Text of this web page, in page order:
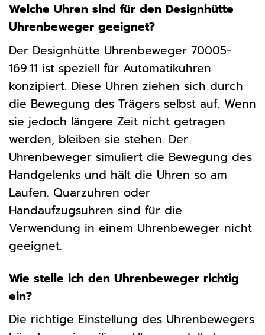
Welche Uhren sind für den Designhütte
Uhrenbeweger geeignet?
Der Designhütte Uhrenbeweger 70005-
169.11 ist speziell für Automatikuhren
konzipiert. Diese Uhren ziehen sich durch
die Bewegung des Trägers selbst auf. Wenn
sie jedoch längere Zeit nicht getragen
werden, bleiben sie stehen. Der
Uhrenbeweger simuliert die Bewegung des
Handgelenks und hält die Uhren so am
Laufen. Quarzuhren oder
Handaufzugsuhren sind für die
Verwendung in einem Uhrenbeweger nicht
geeignet.
Wie stelle ich den Uhrenbeweger richtig
ein?
Die richtige Einstellung des Uhrenbewegers